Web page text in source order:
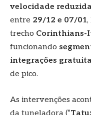
velocidade reduzida
entre 29/12 e 07/01,
trecho Corinthians-
funcionando
integrações
de pico.
As intervenções